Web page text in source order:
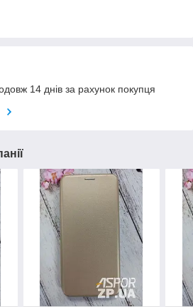
14 днів за рахунок покупця